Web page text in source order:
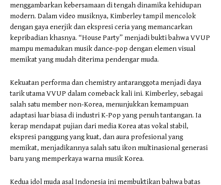
menggambarkan kebersamaan di tengah dinamika kehidupan
modern. Dalam video musiknya, Kimberley tampil mencolok
dengan gaya enerjik dan ekspresi ceria yang memancarkan
kepribadian khasnya. “House Party” menjadi bukti bahwa VVUP
mampu memadukan musik dance-pop dengan elemen visual
memikat yang mudah diterima pendengar muda.
Kekuatan performa dan chemistry antaranggota menjadi daya
tarik utama VVUP dalam comeback kali ini. Kimberley, sebagai
salah satu member non-Korea, menunjukkan kemampuan
adaptasi luar biasa di industri K-Pop yang penuh tantangan. Ia
kerap mendapat pujian dari media Korea atas vokal stabil,
ekspresi panggung yang kuat, dan aura profesional yang
memikat, menjadikannya salah satu ikon multinasional generasi
baru yang memperkaya warna musik Korea.
Kedua idol muda asal Indonesia ini membuktikan bahwa batas